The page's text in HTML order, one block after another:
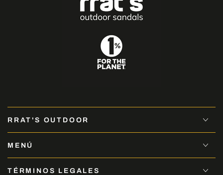
RRAT'S OUTDOOR
MENÚ
TÉRMINOS LEGALES